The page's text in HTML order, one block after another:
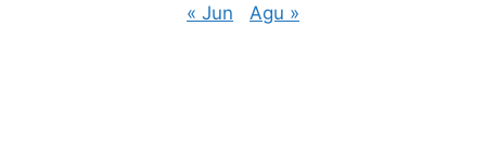
« Jun Agu »